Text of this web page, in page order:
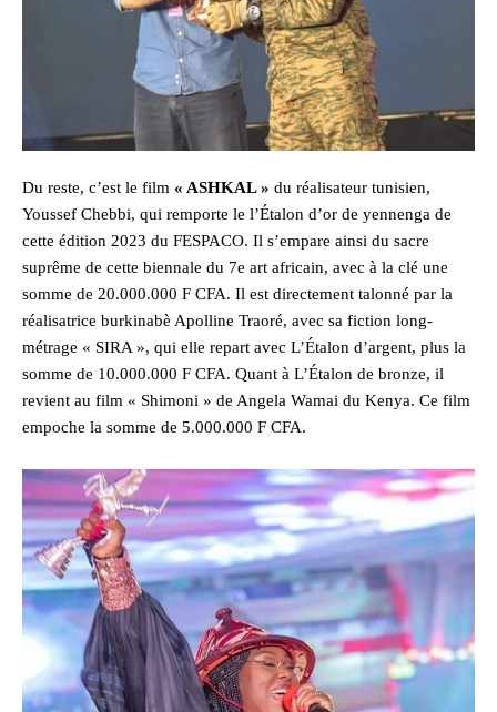
Du reste, c’est le film « ASHKAL » du réalisateur tunisien,
Youssef Chebbi, qui remporte le l’Étalon d’or de yennenga de
cette édition 2023 du FESPACO. Il s’empare ainsi du sacre
suprême de cette biennale du 7e art africain, avec à la clé une
somme de 20.000.000 F CFA. Il est directement talonné par la
réalisatrice burkinabè Apolline Traoré, avec sa fiction long-
métrage « SIRA », qui elle repart avec L’Étalon d’argent, plus la
somme de 10.000.000 F CFA. Quant à L’Étalon de bronze, il
revient au film « Shimoni » de Angela Wamai du Kenya. Ce film
empoche la somme de 5.000.000 F CFA.